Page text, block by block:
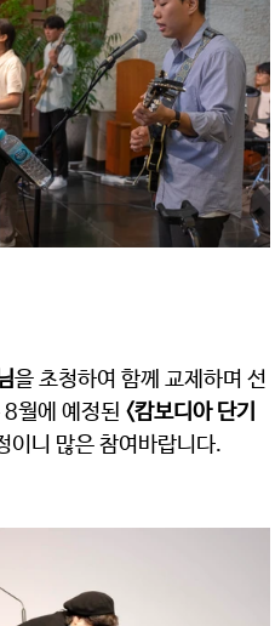
을 초청하여 함께 교제하며 선
월에 예정된 <캄보디아 단기
이니 많은 참여바랍니다.